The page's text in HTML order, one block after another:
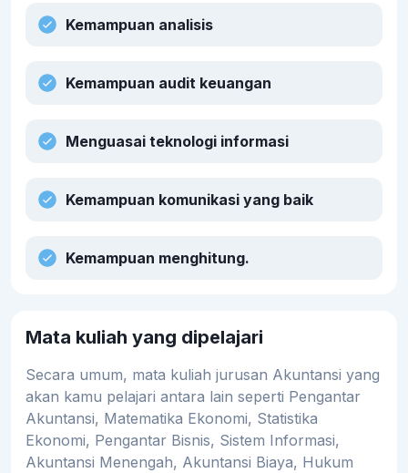
Kemampuan analisis
Kemampuan audit keuangan
Menguasai teknologi informasi
Kemampuan komunikasi yang baik
Kemampuan menghitung.
Mata kuliah yang dipelajari
Secara umum, mata kuliah jurusan Akuntansi yang
akan kamu pelajari antara lain seperti Pengantar
Akuntansi, Matematika Ekonomi, Statistika
Ekonomi, Pengantar Bisnis, Sistem Informasi,
Akuntansi Menengah, Akuntansi Biaya, Hukum